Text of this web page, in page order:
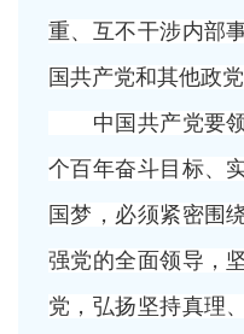
重、互不干涉内部
国共产党和其他政党
中国共产党要领
个百年奋斗目标、
国梦，必须紧密围
强党的全面领导，
党，弘扬坚持真理